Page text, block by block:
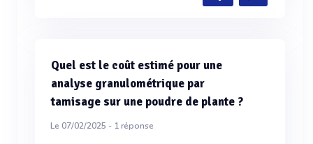
Quel est le coût estimé pour une
analyse granulométrique par
tamisage sur une poudre de plante ?
Le 07/02/2025 - 1réponse